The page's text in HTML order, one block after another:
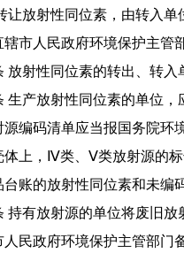
让放射性同位素，由转入
市人民政府环境保护主管
放射性同位素的转出、转
生产放射性同位素的单位，
编码清单应当报国务院环
体上，Ⅳ类、Ⅴ类放射源的
台账的放射性同位素和未编
持有放射源的单位将废旧
民政府环境保护主管部门